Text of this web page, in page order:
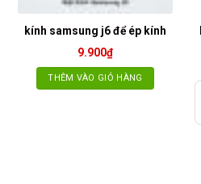
kính samsung j6 để ép kính
9.900₫
THÊM VÀO GIỎ HÀNG